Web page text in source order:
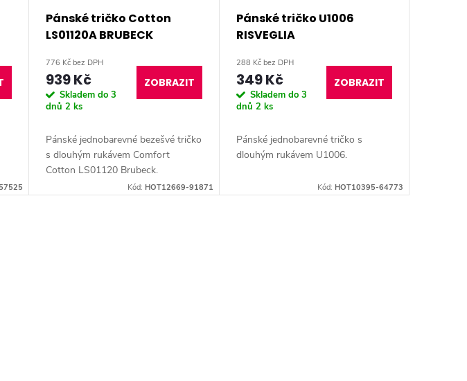
Pánské tričko Cotton
LS01120A BRUBECK
776 Kč bez DPH
939 Kč
Skladem do 3
dnů2 ks
ZOBRAZIT
Pánské jednobarevné bezešvé tričko
s dlouhým rukávem Comfort
Cotton LS01120 Brubeck.
Kód: HOT12669-91871
Pánské tričko U1006
RISVEGLIA
288 Kč bez DPH
349 Kč
Skladem do 3
dnů 2 ks
ZOBRAZIT
Pánské jednobarevné tričko s
dlouhým rukávem U1006.
Kód: HOT10395-64773